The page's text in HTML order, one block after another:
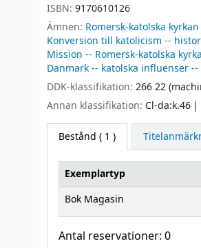
ISBN: 9170610126
Ämnen: Romersk-katolska
Konversion till katolicism --
Mission -- Romersk-katolska
Danmark -- katolska influenser
DDK-klassifikation: 266 22
Annan klassifikation: Cl-da:k.46
Bestånd ( 1 )
Bestånd
Exemplartyp
Bok Magasin
Antal reservationer: 0